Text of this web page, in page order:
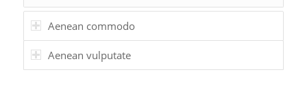
Aenean commodo
Aenean vulputate